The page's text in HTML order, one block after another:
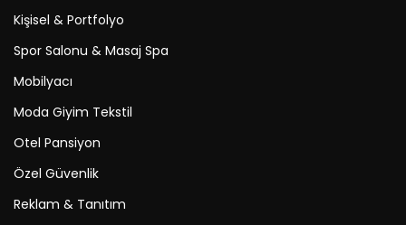
Kişisel & Portfolyo
Spor Salonu & Masaj Spa
Mobilyacı
Moda Giyim Tekstil
Otel Pansiyon
Özel Güvenlik
Reklam & Tanıtım